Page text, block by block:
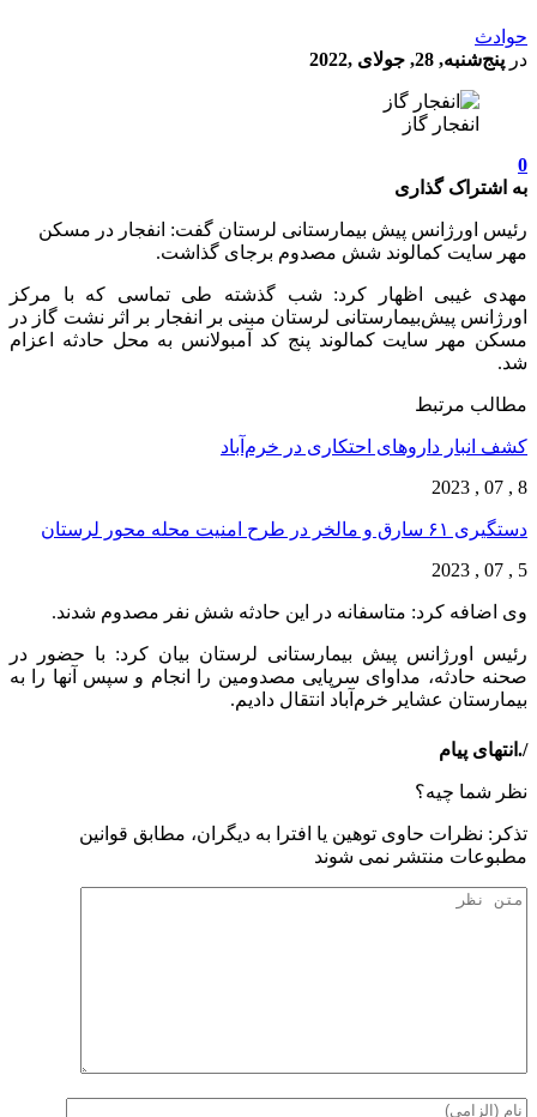
حوادث
در پنج‌شنبه, 28, جولای ,2022
انفجار گاز
0
به اشتراک گذاری
رئیس اورژانس پیش بیمارستانی لرستان گفت: انفجار در مسکن
مهر سایت کمالوند شش مصدوم برجای گذاشت.
مهدی غیبی اظهار کرد: شب گذشته طی تماسی که با مرکز
اورژانس پیش‌بیمارستانی لرستان مبنی بر انفجار بر اثر نشت گاز در
مسکن مهر سایت کمالوند پنج کد آمبولانس به محل حادثه اعزام
شد.
مطالب مرتبط
کشف انبار داروهای احتکاری در خرم‌آباد
8 , 07 , 2023
دستگیری ۶۱ سارق و مالخر در طرح امنیت محله محور لرستان
5 , 07 , 2023
وی اضافه کرد: متاسفانه در این حادثه شش نفر مصدوم شدند.
رئیس اورژانس پیش بیمارستانی لرستان بیان کرد: با حضور در
صحنه حادثه، مداوای سرپایی مصدومین را انجام و سپس آنها را به
بیمارستان عشایر خرم‌آباد انتقال دادیم.
/.انتهای پیام
نظر شما چیه؟
تذكر: نظرات حاوی توهين يا افترا به ديگران، مطابق قوانين
مطبوعات منتشر نمی شوند